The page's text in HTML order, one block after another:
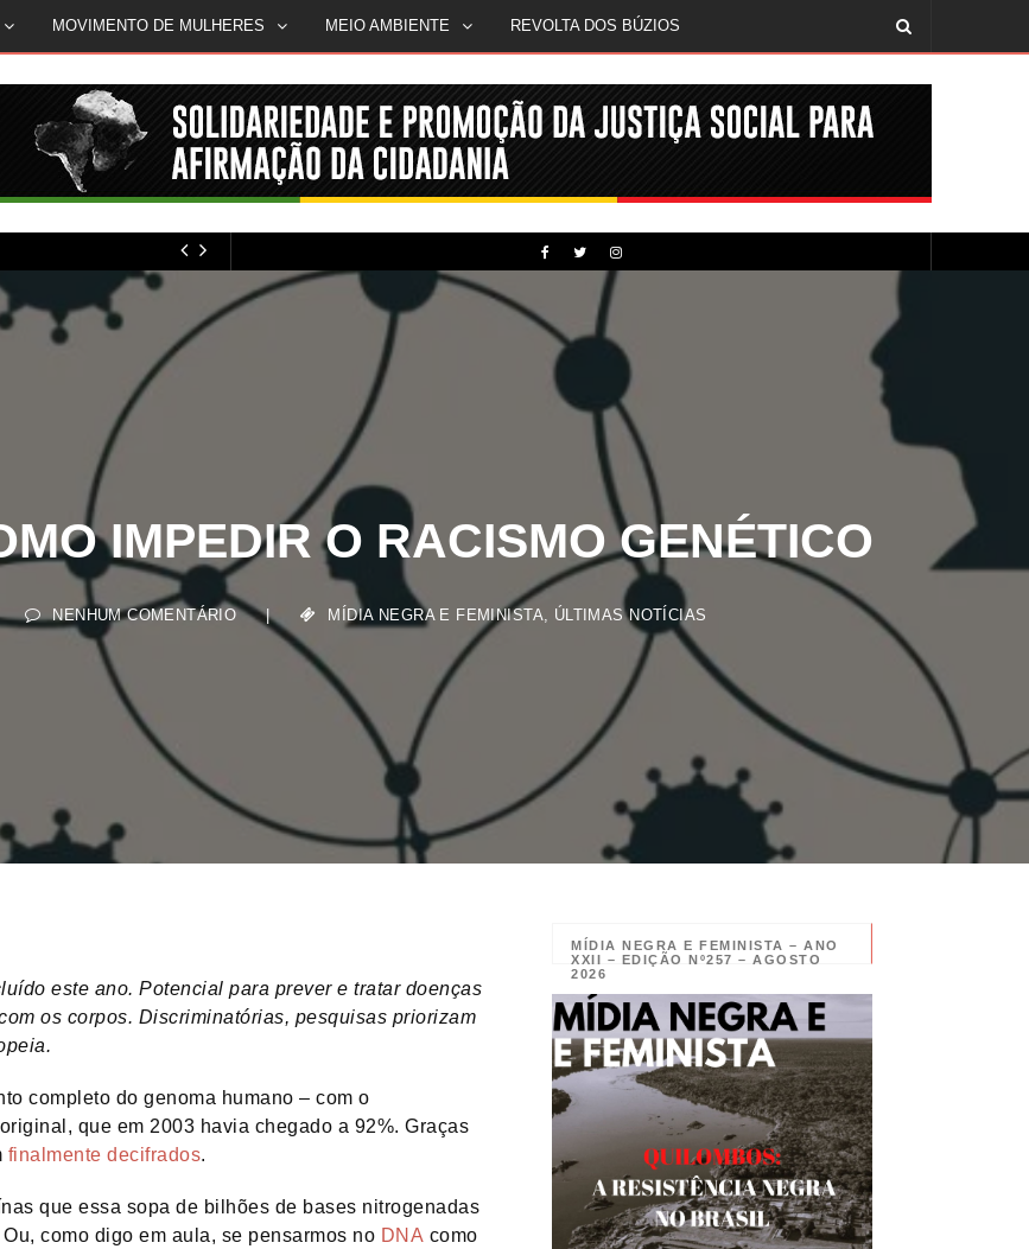
MOVIMENTO DE MULHERES MEIO AMBIENTE REVOLTA DOS BÚZIOS
IMPEDIR O RACISMO GENÉTICO
NENHUM COMENTÁRIO | MÍDIA NEGRA E FEMINISTA ,ÚLTIMAS NOTÍCIAS
este ano. Potencial para prever e tratar doenças
os corpos. Discriminatórias, pesquisas priorizam
completo do genoma humano – com o
que em 2003 havia chegado a 92%. Graças
finalmente decifrados.
que essa sopa de bilhões de bases nitrogenadas
como digo em aula, se pensarmos no DNA como
MÍDIA NEGRA E FEMINISTA – ANO
XXII – EDIÇÃO Nº257 – AGOSTO
2026